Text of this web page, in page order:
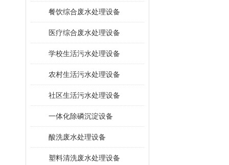
餐饮综合废水处理设备
医疗综合废水处理设备
学校生活污水处理设备
农村生活污水处理设备
社区生活污水处理设备
一体化除磷沉淀设备
酸洗废水处理设备
塑料清洗废水处理设备